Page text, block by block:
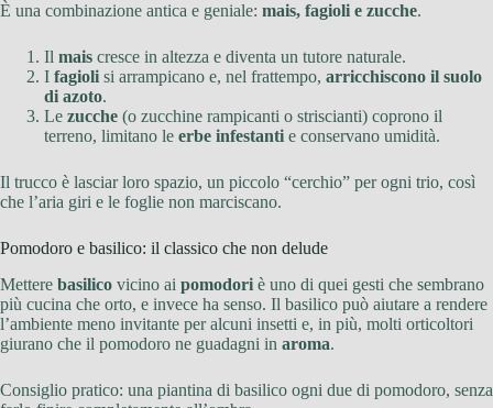
È una combinazione antica e geniale: mais, fagioli e zucche.
Il mais cresce in altezza e diventa un tutore naturale.
I fagioli si arrampicano e, nel frattempo, arricchiscono il suolo
di azoto.
Le zucche (o zucchine rampicanti o striscianti) coprono il
terreno, limitano le erbe infestanti e conservano umidità.
Il trucco è lasciar loro spazio, un piccolo “cerchio” per ogni trio, così
che l’aria giri e le foglie non marciscano.
Pomodoro e basilico: il classico che non delude
Mettere basilico vicino ai pomodori è uno di quei gesti che sembrano
più cucina che orto, e invece ha senso. Il basilico può aiutare a rendere
l’ambiente meno invitante per alcuni insetti e, in più, molti orticoltori
giurano che il pomodoro ne guadagni in aroma.
Consiglio pratico: una piantina di basilico ogni due di pomodoro, senza